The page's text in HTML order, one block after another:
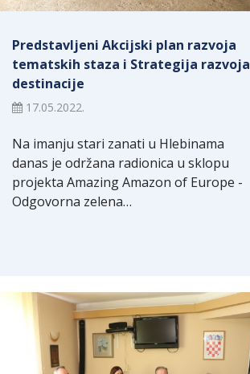
Predstavljeni Akcijski plan razvoja
tematskih staza i Strategija razvoja
destinacije
17.05.2022.
Na imanju stari zanati u Hlebinama
danas je održana radionica u sklopu
projekta Amazing Amazon of Europe -
Odgovorna zelena…